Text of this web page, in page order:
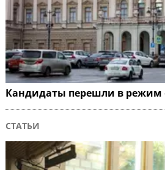
Кандидаты перешли в режим
СТАТЬИ